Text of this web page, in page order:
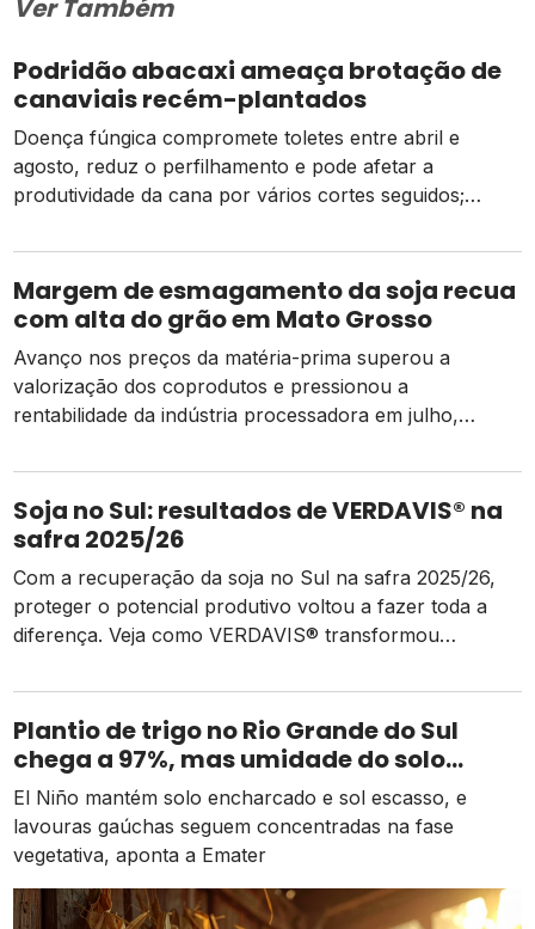
Ver Também
Podridão abacaxi ameaça brotação de
canaviais recém-plantados
Doença fúngica compromete toletes entre abril e
agosto, reduz o perfilhamento e pode afetar a
produtividade da cana por vários cortes seguidos;
Margem de esmagamento da soja recua
com alta do grão em Mato Grosso
Avanço nos preços da matéria-prima superou a
valorização dos coprodutos e pressionou a
rentabilidade da indústria processadora em julho,
Soja no Sul: resultados de VERDAVIS® na
safra 2025/26
Com a recuperação da soja no Sul na safra 2025/26,
proteger o potencial produtivo voltou a fazer toda a
diferença. Veja como VERDAVIS® transformou
Plantio de trigo no Rio Grande do Sul
chega a 97%, mas umidade do solo
ainda freia o ritmo
El Niño mantém solo encharcado e sol escasso, e
lavouras gaúchas seguem concentradas na fase
vegetativa, aponta a Emater